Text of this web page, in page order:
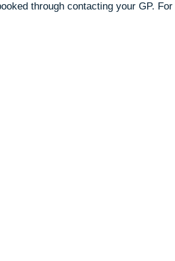
through contacting your GP. For